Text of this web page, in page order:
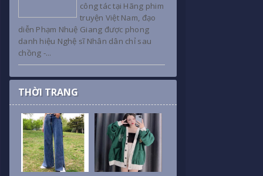
công tác tại Hãng phim
truyện Việt Nam, đạo
diễn Phạm Nhuệ Giang được phong
danh hiệu Nghệ sĩ Nhân dân chỉ sau
chồng -...
THỜI TRANG